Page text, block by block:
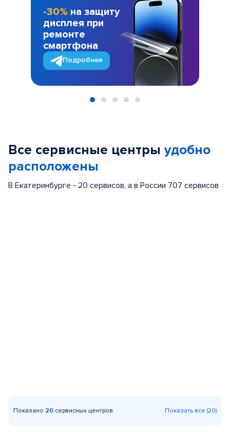
-30% на защиту
дисплея при
ремонте
смартфона
Подробнее
Все сервисные центры удобно
расположены
В Екатеринбурге - 20 сервисов, а в России 707 сервисов
Показано 20 сервисных центров Показать все (20)